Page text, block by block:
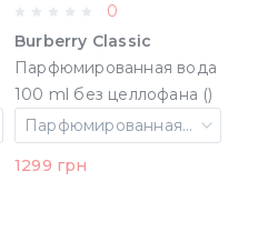
0
Burberry Classic
Парфюмированная вода
100 ml без целлофана ()
Парфюмированная вода 100 ml без целлофана ()
1299 грн